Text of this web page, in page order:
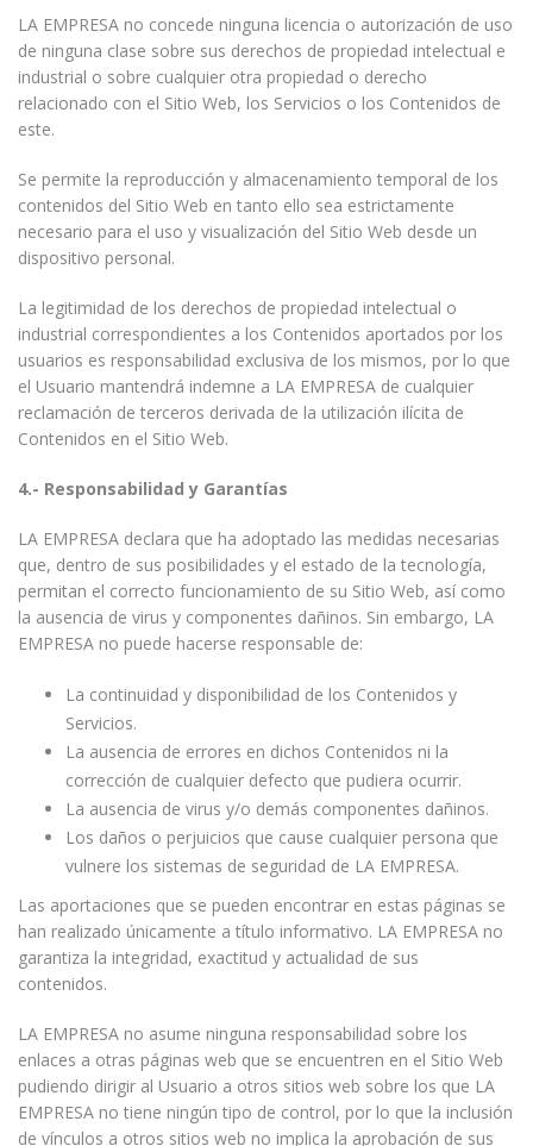
LA EMPRESA no concede ninguna licencia o autorización de uso
de ninguna clase sobre sus derechos de propiedad intelectual e
industrial o sobre cualquier otra propiedad o derecho
relacionado con el Sitio Web, los Servicios o los Contenidos de
este.
Se permite la reproducción y almacenamiento temporal de los
contenidos del Sitio Web en tanto ello sea estrictamente
necesario para el uso y visualización del Sitio Web desde un
dispositivo personal.
La legitimidad de los derechos de propiedad intelectual o
industrial correspondientes a los Contenidos aportados por los
usuarios es responsabilidad exclusiva de los mismos, por lo que
el Usuario mantendrá indemne a LA EMPRESA de cualquier
reclamación de terceros derivada de la utilización ilícita de
Contenidos en el Sitio Web.
4.- Responsabilidad y Garantías
LA EMPRESA declara que ha adoptado las medidas necesarias
que, dentro de sus posibilidades y el estado de la tecnología,
permitan el correcto funcionamiento de su Sitio Web, así como
la ausencia de virus y componentes dañinos. Sin embargo, LA
EMPRESA no puede hacerse responsable de:
La continuidad y disponibilidad de los Contenidos y
Servicios.
La ausencia de errores en dichos Contenidos ni la
corrección de cualquier defecto que pudiera ocurrir.
La ausencia de virus y/o demás componentes dañinos.
Los daños o perjuicios que cause cualquier persona que
vulnere los sistemas de seguridad de LA EMPRESA.
Las aportaciones que se pueden encontrar en estas páginas se
han realizado únicamente a título informativo. LA EMPRESA no
garantiza la integridad, exactitud y actualidad de sus
contenidos.
LA EMPRESA no asume ninguna responsabilidad sobre los
enlaces a otras páginas web que se encuentren en el Sitio Web
pudiendo dirigir al Usuario a otros sitios web sobre los que LA
EMPRESA no tiene ningún tipo de control, por lo que la inclusión
de vínculos a otros sitios web no implica la aprobación de sus